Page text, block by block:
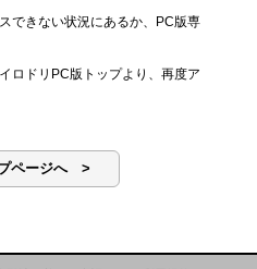
できない状況にあるか、PC版専
ロドリPC版トップより、再度ア
ページへ >